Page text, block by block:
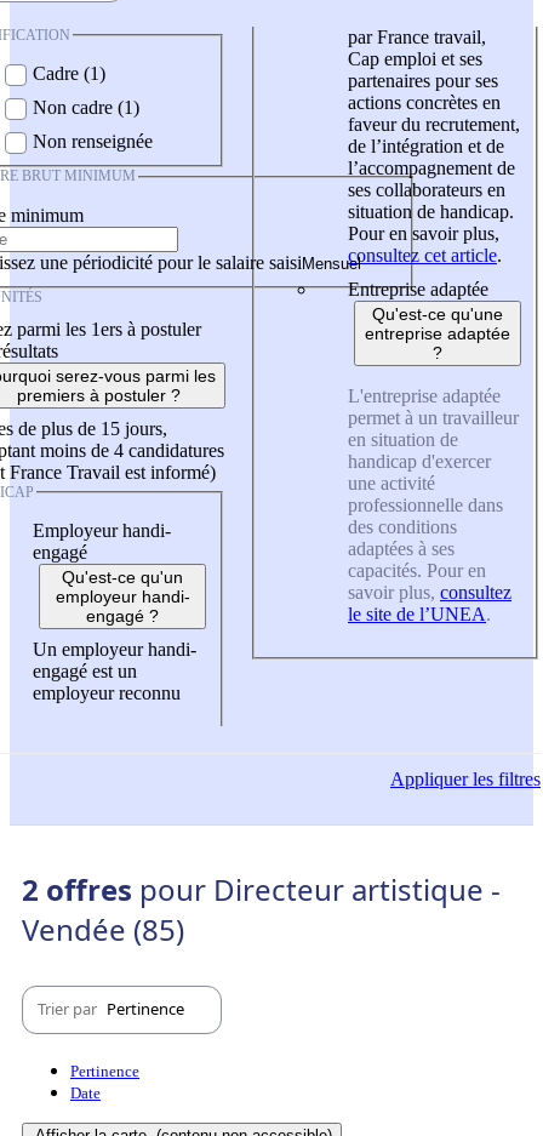
Cadre (1)
Non cadre (1)
Non renseignée
BRUT MINIMUM
minimum
une périodicité pour le salaire saisi
parmi les 1ers à postuler
serez-vous parmi les
premiers à postuler ?
de plus de 15 jours,
moins de 4 candidatures
France Travail est informé)
Employeur handi-
engagé
Qu'est-ce qu'un
employeur handi-
engagé ?
Un employeur handi-
engagé est un
employeur reconnu
par France travail,
Cap emploi et ses
partenaires pour ses
actions concrètes en
faveur du recrutement,
de l’intégration et de
l’accompagnement de
ses collaborateurs en
situation de handicap.
Pour en savoir plus,
consultez cet article.
Entreprise adaptée
Qu'est-ce qu'une
entreprise adaptée
?
L'entreprise adaptée
permet à un travailleur
en situation de
handicap d'exercer
une activité
professionnelle dans
des conditions
adaptées à ses
capacités. Pour en
savoir plus, consultez
le site de l’UNEA.
Appliquerles filtres
2 offres pour Directeur artistique -
Vendée (85)
Trier par Pertinence
Pertinence
Date